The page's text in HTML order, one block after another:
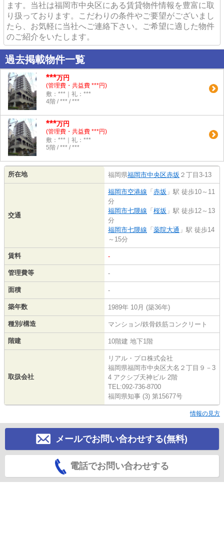
ます。当社は福岡市中央区にある賃貸物件情報を豊富に取
り扱っております。こだわりの条件やご要望がございまし
たら、お気軽に当社へご連絡下さい。ご希望に適した物件
のご紹介をいたします。
過去掲載物件一覧
***万円
(管理費・共益費 ***円)
敷：***｜礼：***
4階 / *** / ***
***万円
(管理費・共益費 ***円)
敷：***｜礼：***
5階 / *** / ***
所在地 福岡県福岡市中央区赤坂 ２丁目3-13
交通
福岡市空港線 「 赤坂 」駅 徒歩10～11
分
福岡市七隈線 「 桜坂 」駅 徒歩12～13
分
福岡市七隈線 「 薬院大通 」駅 徒歩14
～15分
賃料 -
管理費等 -
面積 -
築年数 1989年 10月 (築36年)
種別/構造 マンション/鉄骨鉄筋コンクリート
階建 10階建 地下1階
取扱会社
リアル・プロ株式会社
福岡県福岡市中央区大名２丁目９－3
4 アクシブ天神ビル 2階
TEL:092-736-8700
福岡県知事 (3) 第15677号
情報の見方
メールでお問い合わせする(無料)
電話でお問い合わせする